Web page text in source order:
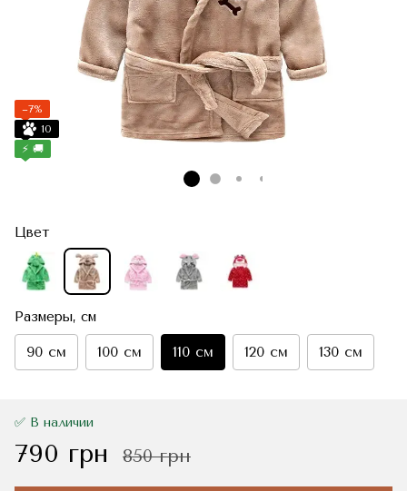
−7%
10
⚡ 🚚
Цвет
Размеры, см
90 см 100 см 110 см 120 см 130 см
✅ В наличии
790 грн 850 грн